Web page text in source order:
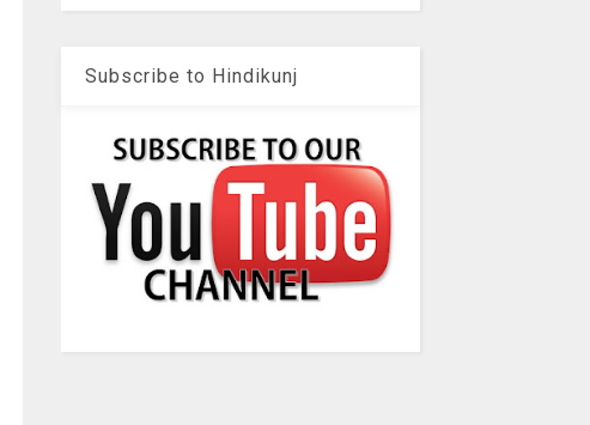
Subscribe to Hindikunj